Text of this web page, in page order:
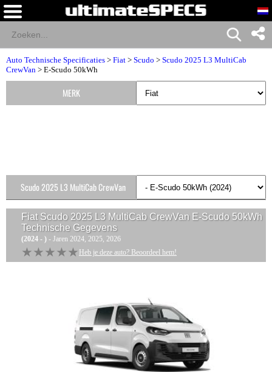
Auto Technische Specificaties > Fiat > Scudo > Scudo 2025 L3 MultiCab
CrewVan > E-Scudo 50kWh
Fiat Scudo 2025 L3 MultiCab CrewVan E-Scudo 50kWh
Technische Gegevens
(2024 - ) - Jaren 2024, 2025, 2026
★★★★★
★★★★★ Heb je deze auto? Beoordeel hem!
MERK
Scudo 2025 L3 MultiCab CrewVan
Versies